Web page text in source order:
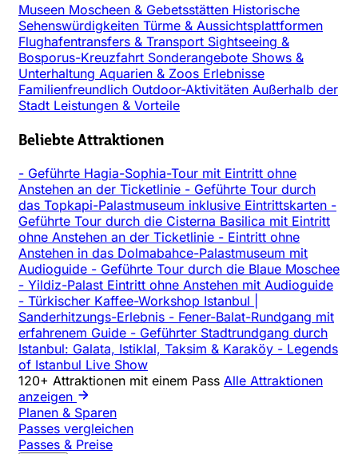
Museen Moscheen & Gebetsstätten Historische
Sehenswürdigkeiten Türme & Aussichtsplattformen
Flughafentransfers & Transport Sightseeing &
Bosporus-Kreuzfahrt Sonderangebote Shows &
Unterhaltung Aquarien & Zoos Erlebnisse
Familienfreundlich Outdoor-Aktivitäten Außerhalb der
Stadt Leistungen & Vorteile
Beliebte Attraktionen
- Geführte Hagia-Sophia-Tour mit Eintritt ohne
Anstehen an der Ticketlinie - Geführte Tour durch
das Topkapi-Palastmuseum inklusive Eintrittskarten -
Geführte Tour durch die Cisterna Basilica mit Eintritt
ohne Anstehen an der Ticketlinie - Eintritt ohne
Anstehen in das Dolmabahce-Palastmuseum mit
Audioguide - Geführte Tour durch die Blaue Moschee
- Yildiz-Palast Eintritt ohne Anstehen mit Audioguide
- Türkischer Kaffee-Workshop Istanbul |
Sanderhitzungs-Erlebnis - Fener-Balat-Rundgang mit
erfahrenem Guide - Geführter Stadtrundgang durch
Istanbul: Galata, Istiklal, Taksim & Karaköy - Legends
of Istanbul Live Show
120+ Attraktionen mit einem Pass Alle Attraktionen
anzeigen
Planen & Sparen
Passes vergleichen
Passes & Preise